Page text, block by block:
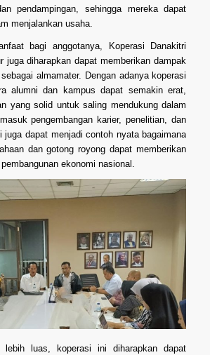
pendampingan, sehingga mereka dapat
menjalankan usaha.
bagi anggotanya, Koperasi Danakitri
juga diharapkan dapat memberikan dampak
almamater. Dengan adanya koperasi
alumni dan kampus dapat semakin erat,
yang solid untuk saling mendukung dalam
pengembangan karier, penelitian, dan
juga dapat menjadi contoh nyata bagaimana
dan gotong royong dapat memberikan
ekonomi nasional.
lebih luas, koperasi ini diharapkan dapat